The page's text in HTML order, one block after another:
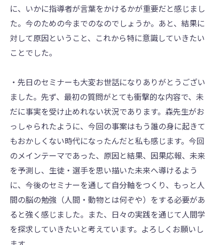
に、いかに指導者が言葉をかけるかが重要だと感じまし
た。今のための今までのなのでしょうか。あと、結果に
対して原因ということ、これから特に意識していきたい
ことでした。
・先日のセミナーも大変お世話になりありがとうござい
ました。先ず、最初の質問がとても衝撃的な内容で、未
だに事実を受け止めれない状況であります。森先生がお
っしゃられたように、今回の事案はもう誰の身に起きて
もおかしくない時代になったんだと私も感じます。今回
のメインテーマであった、原因と結果、因果応報、未来
を予測し、生徒・選手を思い描いた未来へ導けるよう
に、今後のセミナーを通して自分軸をつくり、もっと人
間の脳の勉強（人間・動物とは何ぞや）をする必要があ
ると強く感じました。また、日々の実践を通じて人間学
を探求していきたいと考えています。よろしくお願いし